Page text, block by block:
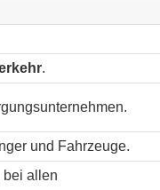
.
und Fahrzeuge.
bei allen